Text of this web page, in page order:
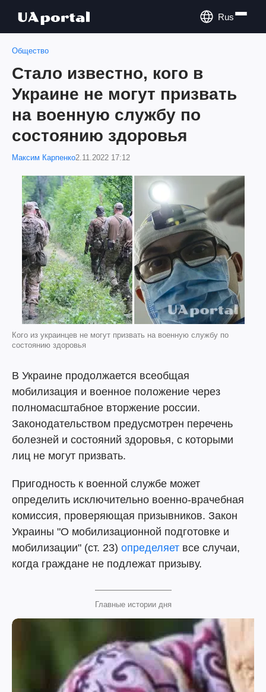
Rus
Общество
Стало известно, кого в
Украине не могут призвать
на военную службу по
состоянию здоровья
Максим Карпенко2.11.2022 17:12
Кого из украинцев не могут призвать на военную службу по
состоянию здоровья
В Украине продолжается всеобщая
мобилизация и военное положение через
полномасштабное вторжение россии.
Законодательством предусмотрен перечень
болезней и состояний здоровья, с которыми
лиц не могут призвать.
Пригодность к военной службе может
определить исключительно военно-врачебная
комиссия, проверяющая призывников. Закон
Украины "О мобилизационной подготовке и
мобилизации" (ст. 23) определяет все случаи,
когда граждане не подлежат призыву.
Главные истории дня